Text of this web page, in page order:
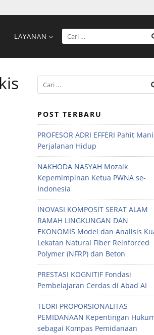
LAYANAN
POST TERBARU
PROFESOR ADRI EFFERI Pahit
Perjalanan Hidup
NAKHODA NASYAH Mozaik
Kepemimpinan Ketua PWNA se-
Indonesia
INOVASI KOMPOSIT SERAT ALAM
RAMAH LINGKUNGAN DAN
EKONOMIS Model dan Analisis
Lekatan Natural Fiber Reinforced
Polymer (NFRP) dan Beton
PRESTASI KOGNITIF Fondasi
Pembelajaran Cerdas di Abad AI
TEORI PROPORSIONALITAS
PEMIDANAAN Kepentingan
sebagai Kompas Pemidanaan